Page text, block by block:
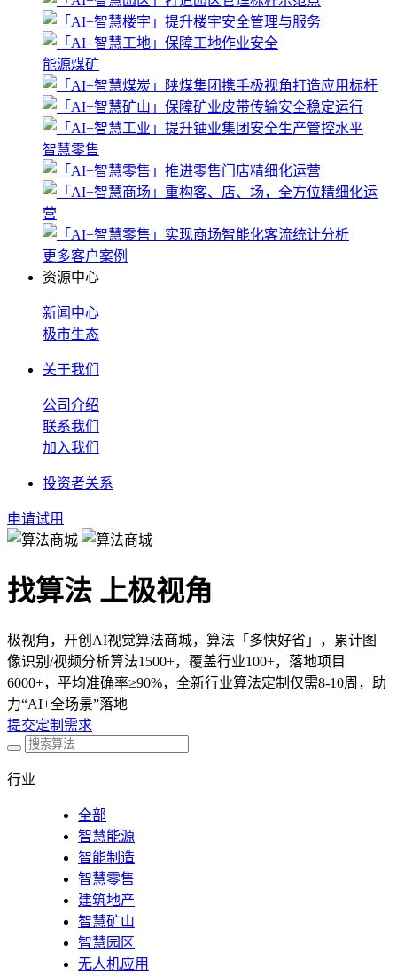
能源煤矿
智慧零售
更多客户案例
资源中心
新闻中心
极市生态
关于我们
公司介绍
联系我们
加入我们
投资者关系
申请试用
找算法 上极视角
极视角，开创AI视觉算法商城，算法「多快好省」，累计图
像识别/视频分析算法1500+，覆盖行业100+，落地项目
6000+，平均准确率≥90%，全新行业算法定制仅需8-10周，助
力“AI+全场景”落地
提交定制需求
行业
全部
智慧能源
智能制造
智慧零售
建筑地产
智慧矿山
智慧园区
无人机应用